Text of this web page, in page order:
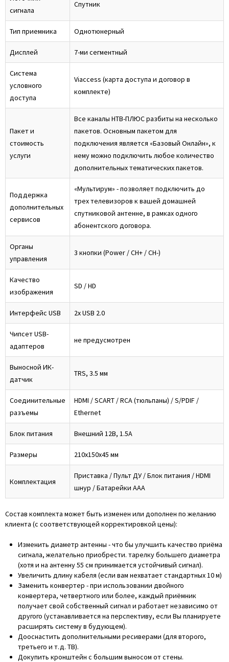
сигнала
Спутник
Тип приемника Однотюнерный
Дисплей 7-ми сегментный
Система
условного
доступа
Viaccess (карта доступа и договор в
комплекте)
Пакет и
стоимость
услуги
Все каналы НТВ‑ПЛЮС разбиты на несколько
пакетов. Основным пакетом для
подключения является «Базовый Онлайн», к
нему можно подключить любое количество
дополнительных тематических пакетов.
Поддержка
дополнительных
сервисов
«Мультирум» - позволяет подключить до
трех телевизоров к вашей домашней
спутниковой антенне, в рамках одного
абонентского договора.
Органы
управления
3 кнопки (Power / CH+ / CH-)
Качество
изображения
SD / HD
Интерфейс USB 2x USB 2.0
Чипсет USB-
адаптеров
не предусмотрен
Выносной ИК-
датчик
TRS, 3.5 мм
Соединительные
разъемы
HDMI / SCART / RCA (тюльпаны) / S/PDIF /
Ethernet
Блок питания Внешний 12В, 1.5А
Размеры 210x150x45 мм
Комплектация
Приставка / Пульт ДУ / Блок питания / HDMI
шнур / Батарейки ААА
Состав комплекта может быть изменен или дополнен по желанию
клиента (с соответствующей корректировкой цены):
Изменить диаметр антенны - что бы улучшить качество приёма
сигнала, желательно приобрести. тарелку большего диаметра
(хотя и на антенну 55 см принимается устойчивый сигнал).
Увеличить длину кабеля (если вам нехватает стандартных 10 м)
Заменить конвертер - при использовании двойного
конвертера, четвертного или более, каждый приёмник
получает свой собственный сигнал и работает независимо от
другого (устанавливается на перспективу, если Вы планируете
расширять систему в будующем).
Дооснастить дополнительными ресиверами (для второго,
третьего и т.д. ТВ).
Докупить кронштейн с большим выносом от стены.